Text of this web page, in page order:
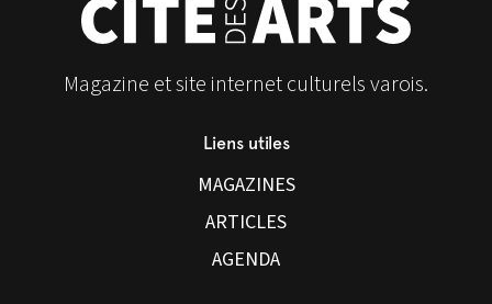
Magazine et site internet culturels varois.
Liens utiles
MAGAZINES
ARTICLES
AGENDA